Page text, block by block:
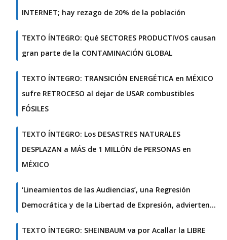
INTERNET; hay rezago de 20% de la población
TEXTO ÍNTEGRO: Qué SECTORES PRODUCTIVOS causan
gran parte de la CONTAMINACIÓN GLOBAL
TEXTO ÍNTEGRO: TRANSICIÓN ENERGÉTICA en MÉXICO
sufre RETROCESO al dejar de USAR combustibles
FÓSILES
TEXTO ÍNTEGRO: Los DESASTRES NATURALES
DESPLAZAN a MÁS de 1 MILLÓN de PERSONAS en
MÉXICO
‘Lineamientos de las Audiencias’, una Regresión
Democrática y de la Libertad de Expresión, advierten…
TEXTO ÍNTEGRO: SHEINBAUM va por Acallar la LIBRE